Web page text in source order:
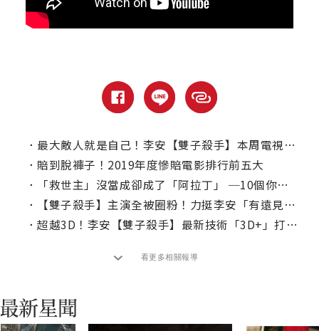
． 最大敵人就是自己！李安【雙子殺手】本周電視首播
． 賠到脫褲子！2019年度慘賠電影排行前五大
．
「救世主」沒當成卻成了「阿拉丁」 ─10個你不知道的威爾史密斯小秘密
．
【雙子殺手】主演全被圈粉！力挺李安「有遠見的開路先鋒」！
． 超越3D！李安【雙子殺手】最新技術「3D+」打造沉浸式觀影體驗
看更多相關報導